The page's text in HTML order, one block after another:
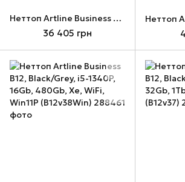
Неттоп Artline Business B12, Black, i5-1240P, 8Gb, 480Gb, Xe, Win11P (B12v31Win)
36 405 грн